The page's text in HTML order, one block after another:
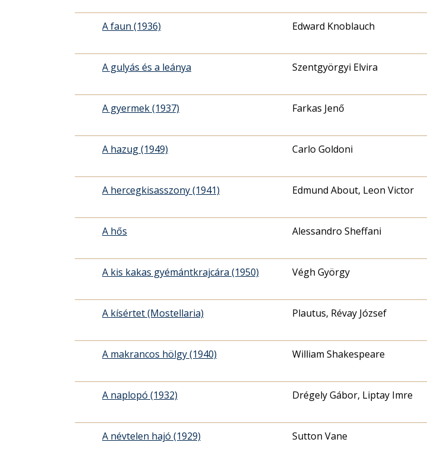
A faun (1936) Edward Knoblauch
A gulyás és a leánya Szentgyörgyi Elvira
A gyermek (1937) Farkas Jenő
A hazug (1949) Carlo Goldoni
A hercegkisasszony (1941) Edmund About, Leon Victor
A hős Alessandro Sheffani
A kis kakas gyémántkrajcára (1950) Végh György
A kísértet (Mostellaria) Plautus, Révay József
A makrancos hölgy (1940) William Shakespeare
A naplopó (1932) Drégely Gábor, Liptay Imre
A névtelen hajó (1929) Sutton Vane